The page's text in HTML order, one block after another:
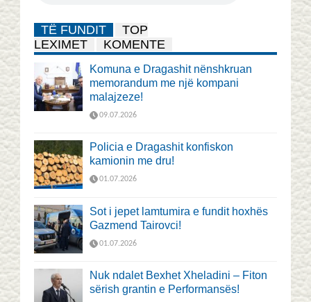
TË FUNDIT
TOP
LEXIMET
KOMENTE
Komuna e Dragashit nënshkruan
memorandum me një kompani
malajzeze!
09.07.2026
Policia e Dragashit konfiskon
kamionin me dru!
01.07.2026
Sot i jepet lamtumira e fundit hoxhës
Gazmend Tairovci!
01.07.2026
Nuk ndalet Bexhet Xheladini – Fiton
sërish grantin e Performansës!